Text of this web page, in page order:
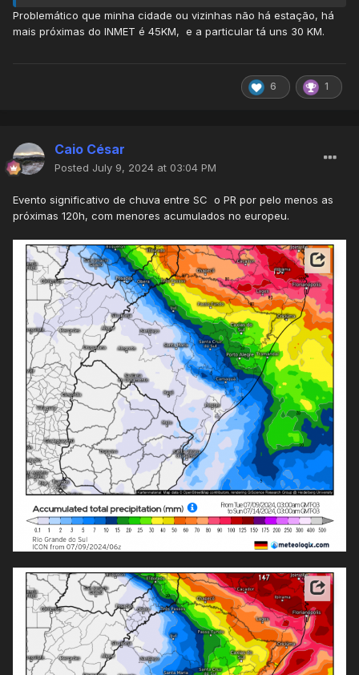
Problemático que minha cidade ou vizinhas não há estação, há
mais próximas do INMET é 45KM, e a particular tá uns 30 KM.
6 1
Caio César
Posted July 9, 2024 at 03:04 PM
Evento significativo de chuva entre SC o PR por pelo menos as
próximas 120h, com menores acumulados no europeu.